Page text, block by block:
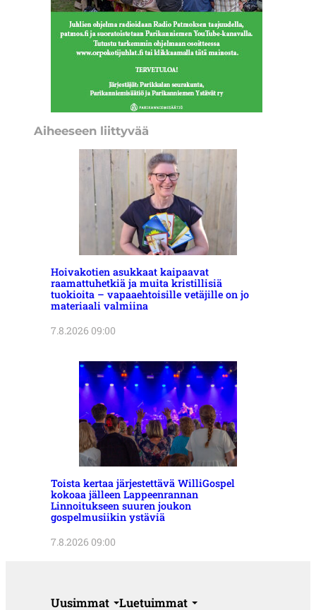
Aiheeseen liittyvää
Hoivakotien asukkaat kaipaavat
raamattuhetkiä ja muita kristillisiä
tuokioita – vapaaehtoisille vetäjille on jo
materiaali valmiina
7.8.2026 09:00
Toista kertaa järjestettävä WilliGospel
kokoaa jälleen Lappeenrannan
Linnoitukseen suuren joukon
gospelmusiikin ystäviä
7.8.2026 09:00
Uusimmat Luetuimmat